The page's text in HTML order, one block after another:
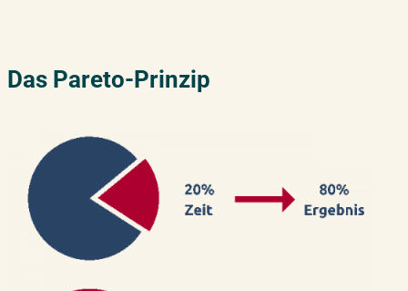
Das Pareto-Prinzip